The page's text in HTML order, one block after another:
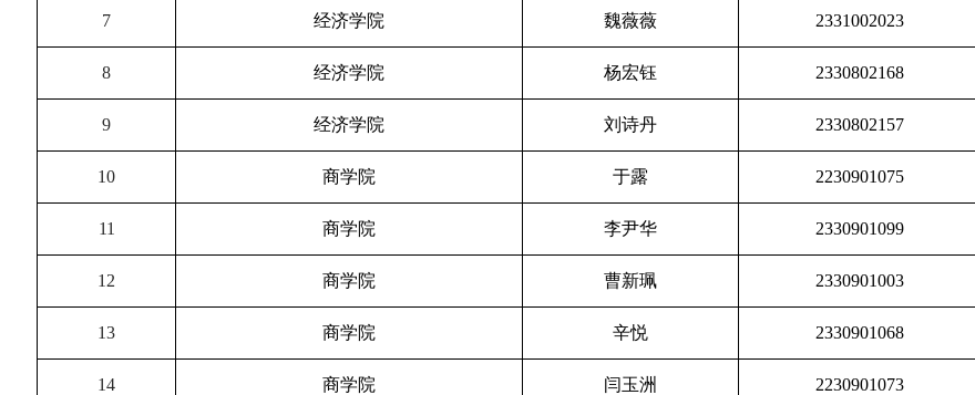
7 经济学院 魏薇薇 2331002023
8 经济学院 杨宏钰 2330802168
9 经济学院 刘诗丹 2330802157
10 商学院 于露 2230901075
11 商学院 李尹华 2330901099
12 商学院 曹新珮 2330901003
13 商学院 辛悦 2330901068
14 商学院 闫玉洲 2230901073